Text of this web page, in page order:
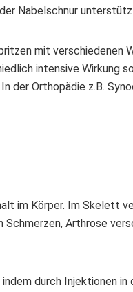
Nabelschnur
mit verschiedenen
intensive Wirkung
der Orthopädie z.B.
im Körper. Im Skelett
Arthrose
indem durch Injektionen